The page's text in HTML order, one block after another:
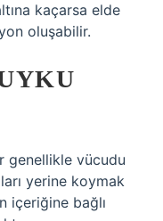
kaçarsa elde
oluşabilir.
genellikle vücudu
yerine koymak
içeriğine bağlı